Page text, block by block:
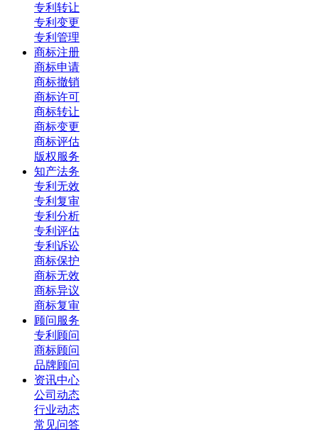
专利转让
专利变更
专利管理
商标注册
商标申请
商标撤销
商标许可
商标转让
商标变更
商标评估
版权服务
知产法务
专利无效
专利复审
专利分析
专利评估
专利诉讼
商标保护
商标无效
商标异议
商标复审
顾问服务
专利顾问
商标顾问
品牌顾问
资讯中心
公司动态
行业动态
常见问答